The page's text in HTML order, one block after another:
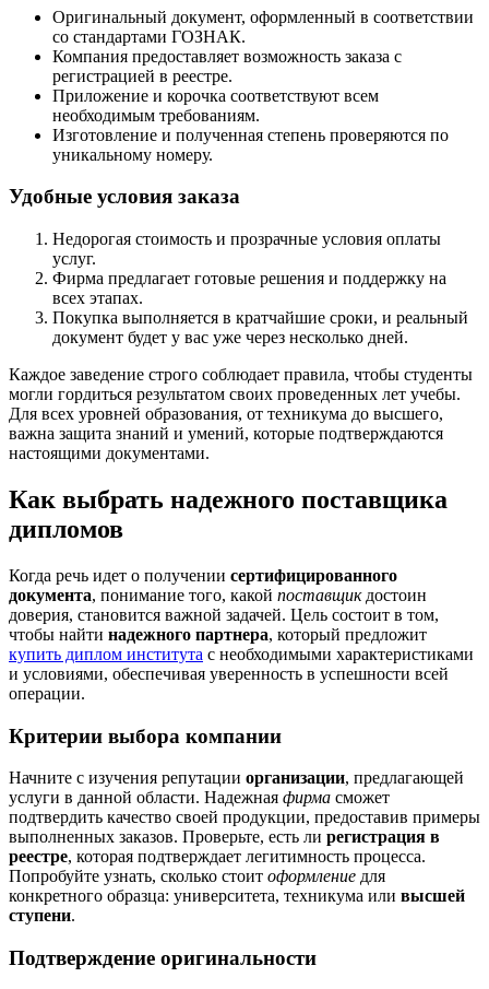
Оригинальный документ, оформленный в соответствии
со стандартами ГОЗНАК.
Компания предоставляет возможность заказа с
регистрацией в реестре.
Приложение и корочка соответствуют всем
необходимым требованиям.
Изготовление и полученная степень проверяются по
уникальному номеру.
Удобные условия заказа
Недорогая стоимость и прозрачные условия оплаты
услуг.
Фирма предлагает готовые решения и поддержку на
всех этапах.
Покупка выполняется в кратчайшие сроки, и реальный
документ будет у вас уже через несколько дней.
Каждое заведение строго соблюдает правила, чтобы студенты
могли гордиться результатом своих проведенных лет учебы.
Для всех уровней образования, от техникума до высшего,
важна защита знаний и умений, которые подтверждаются
настоящими документами.
Как выбрать надежного поставщика
дипломов
Когда речь идет о получении сертифицированного
документа, понимание того, какой поставщикдостоин
доверия, становится важной задачей. Цель состоит в том,
чтобы найти надежного партнера, который предложит
купить диплом института с необходимыми характеристиками
и условиями, обеспечивая уверенность в успешности всей
операции.
Критерии выбора компании
Начните с изучения репутации организации, предлагающей
услуги в данной области. Надежная фирма сможет
подтвердить качество своей продукции, предоставив примеры
выполненных заказов. Проверьте, есть ли регистрация в
реестре, которая подтверждает легитимность процесса.
Попробуйте узнать, сколько стоит оформление для
конкретного образца: университета, техникума или высшей
ступени.
Подтверждение оригинальности